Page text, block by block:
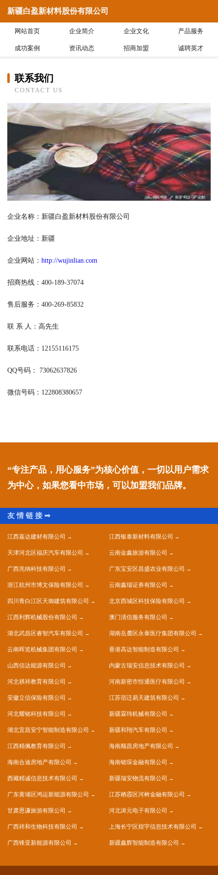
新疆白盈新材料股份有限公司
网站首页 企业简介 企业文化 产品服务
成功案例 资讯动态 招商加盟 诚聘英才
联系我们
CONTACT US
企业名称：新疆白盈新材料股份有限公司
企业地址：新疆
企业网站： http://wujinlian.com
招商热线：400-189-37074
售后服务：400-269-85832
联 系 人：高先生
联系电话：12155116175
QQ号码： 73062637826
微信号码：122808380657
“专注产品，用心服务”为核心价值，一切以用户需求
为中心，如果您看中市场，可以加盟我们品牌。
江西嘉达建材有限公司 江西银泰新材料有限公司
天津河北区福庆汽车有限公司 云南金鑫旅游有限公司
广西兆纳科技有限公司 广东宝安区昌盛农业有限公司
浙江杭州市博文保险有限公司 云南鑫瑞证券有限公司
四川青白江区天御建筑有限公司 北京西城区科技保险有限公司
江西利辉机械股份有限公司 澳门清信服务有限公司
湖北武昌区睿智汽车有限公司 湖南岳麓区永泰医疗集团有限公司
云南晖览机械集团有限公司 香港高达智能制造有限公司
山西信达能源有限公司 内蒙古瑞安信息技术有限公司
河北祺祥教育有限公司 河南新密市恒通医疗有限公司
安徽立信保险有限公司 江苏宿迁易天建筑有限公司
河北耀铭科技有限公司 新疆霖玮机械有限公司
湖北宜昌安宁智能制造有限公司 新疆和翔汽车有限公司
江西精佩教育有限公司 海南顺昌房地产有限公司
海南合迪房地产有限公司 海南铭琛金融有限公司
西藏精诚信息技术有限公司 新疆瑞安物流有限公司
广东黄埔区鸿运新能源有限公司 江苏栖霞区河树金融有限公司
甘肃恩谦旅游有限公司 河北涛元电子有限公司
广西祥和生物科技有限公司 上海长宁区煌宇信息技术有限公司
广西锋亚新能源有限公司 新疆鑫辉智能制造有限公司